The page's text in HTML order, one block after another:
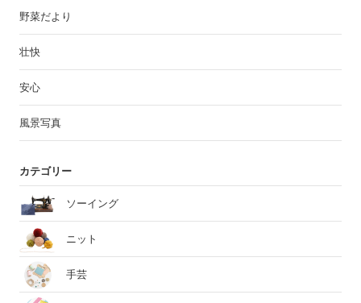
野菜だより
壮快
安心
風景写真
カテゴリー
ソーイング
ニット
手芸